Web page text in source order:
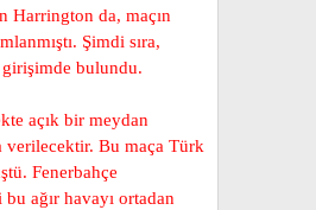
Harrington da, maçın
Şimdi sıra,
bulundu.
açık bir meydan
verilecektir. Bu maça Türk
Fenerbahçe
ağır havayı ortadan